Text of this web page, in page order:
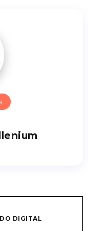
DIGITAL